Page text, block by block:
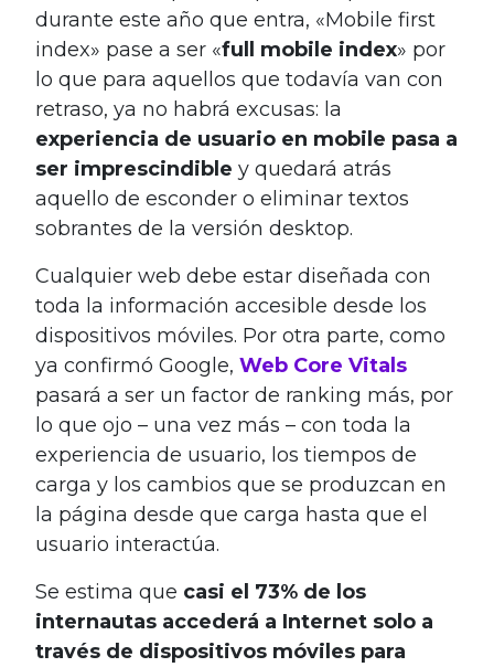
durante este año que entra, «Mobile first
index» pase a ser «full mobile index» por
lo que para aquellos que todavía van con
retraso, ya no habrá excusas: la
experiencia de usuario en mobile pasa a
ser imprescindible y quedará atrás
aquello de esconder o eliminar textos
sobrantes de la versión desktop.
Cualquier web debe estar diseñada con
toda la información accesible desde los
dispositivos móviles. Por otra parte, como
ya confirmó Google, Web Core Vitals
pasará a ser un factor de ranking más, por
lo que ojo – una vez más – con toda la
experiencia de usuario, los tiempos de
carga y los cambios que se produzcan en
la página desde que carga hasta que el
usuario interactúa.
Se estima que casi el 73% de los
internautas accederá a Internet solo a
través de dispositivos móviles para